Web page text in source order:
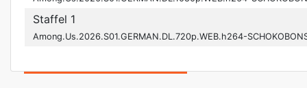
Staffel 1
Among.Us.2026.S01.GERMAN.DL.720p.WEB.h264-